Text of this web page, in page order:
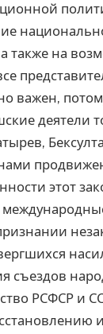
также на
важен,
деятели
этот
съездов
РСФСР и